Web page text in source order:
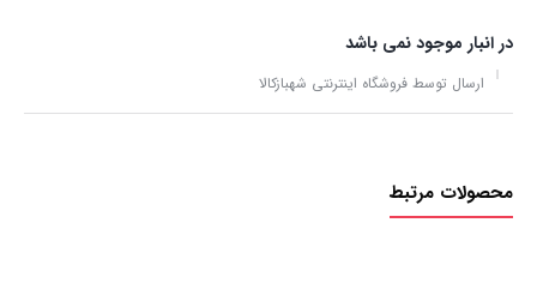
در انبار موجود نمی باشد
ارسال توسط فروشگاه اینترنتی شهبازکالا
محصولات مرتبط